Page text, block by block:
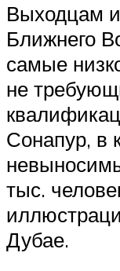
Выходцам
Ближнего
самые
не
Сонапур, в
тыс.
Дубае.